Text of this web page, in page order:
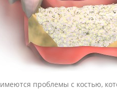
проблемы с костью,